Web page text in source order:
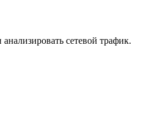
сетевой трафик.